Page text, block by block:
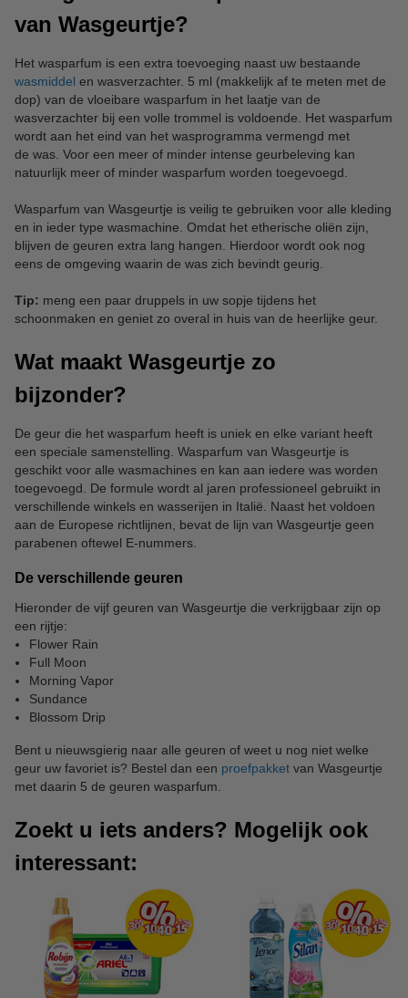
van Wasgeurtje?
Het wasparfum is een extra toevoeging naast uw bestaande
wasmiddel en wasverzachter. 5 ml (makkelijk af te meten met de
dop) van de vloeibare wasparfum in het laatje van de
wasverzachter bij een volle trommel is voldoende. Het wasparfum
wordt aan het eind van het wasprogramma vermengd met
de was. Voor een meer of minder intense geurbeleving kan
natuurlijk meer of minder wasparfum worden toegevoegd.
Wasparfum van Wasgeurtje is veilig te gebruiken voor alle kleding
en in ieder type wasmachine. Omdat het etherische oliën zijn,
blijven de geuren extra lang hangen. Hierdoor wordt ook nog
eens de omgeving waarin de was zich bevindt geurig.
Tip: meng een paar druppels in uw sopje tijdens het
schoonmaken en geniet zo overal in huis van de heerlijke geur.
Wat maakt Wasgeurtje zo
bijzonder?
De geur die het wasparfum heeft is uniek en elke variant heeft
een speciale samenstelling. Wasparfum van Wasgeurtje is
geschikt voor alle wasmachines en kan aan iedere was worden
toegevoegd. De formule wordt al jaren professioneel gebruikt in
verschillende winkels en wasserijen in Italië. Naast het voldoen
aan de Europese richtlijnen, bevat de lijn van Wasgeurtje geen
parabenen oftewel E-nummers.
De verschillende geuren
Hieronder de vijf geuren van Wasgeurtje die verkrijgbaar zijn op
een rijtje:
Flower Rain
Full Moon
Morning Vapor
Sundance
Blossom Drip
Bent u nieuwsgierig naar alle geuren of weet u nog niet welke
geur uw favoriet is? Bestel dan een proefpakket van Wasgeurtje
met daarin 5 de geuren wasparfum.
Zoekt u iets anders? Mogelijk ook
interessant: